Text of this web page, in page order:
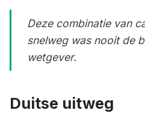
Deze combinatie van
snelweg was nooit de
wetgever.
Duitse uitweg